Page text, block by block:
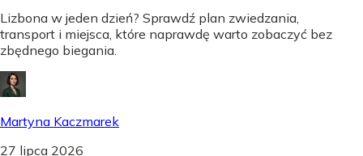
Lizbona w jeden dzień? Sprawdź plan zwiedzania,
transport i miejsca, które naprawdę warto zobaczyć bez
zbędnego biegania.
Martyna Kaczmarek
27 lipca 2026